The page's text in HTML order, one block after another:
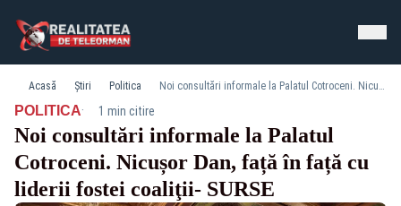
Acasă Știri Politica Noi consultări informale la Palatul Cotroceni. Nicușor Dan, față în față cu liderii fostei coaliţii- SURSE
POLITICA· 1 min citire
Noi consultări informale la Palatul
Cotroceni. Nicușor Dan, față în față cu
liderii fostei coaliţii- SURSE